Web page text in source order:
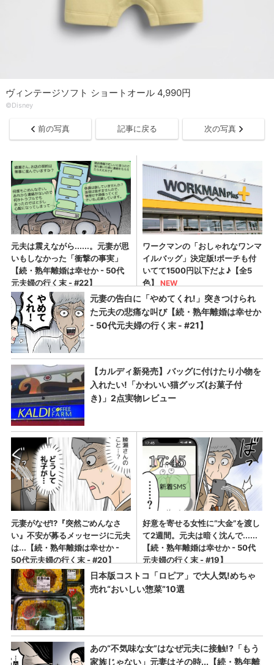
ヴィンテージソフト ショートオール 4,990円
©Disney
前の写真 記事に戻る 次の写真